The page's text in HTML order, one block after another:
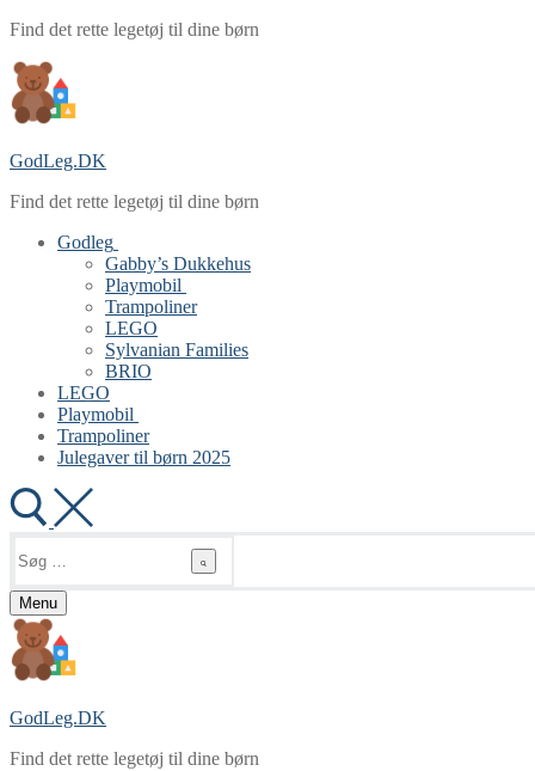
Spring
indhold
Menu
Luk
Find det rette legetøj til dine børn
GodLeg.DK
Find det rette legetøj til dine børn
Godleg
Gabby’s Dukkehus
Playmobil
Trampoliner
LEGO
Sylvanian Families
BRIO
LEGO
Playmobil
Trampoliner
Julegaver til børn 2025
efter:
Menu
GodLeg.DK
Find det rette legetøj til dine børn